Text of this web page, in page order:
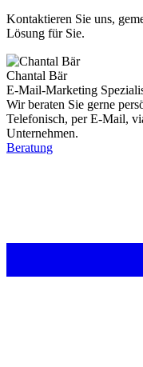
Kontaktieren Sie uns,
Lösung für Sie.
Chantal Bär
E-Mail-Marketing
Wir beraten Sie gerne
Telefonisch, per E‑Mail,
Unternehmen.
Beratung